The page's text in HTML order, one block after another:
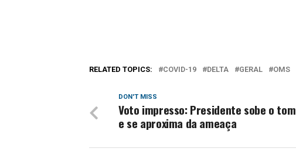
RELATED TOPICS: COVID-19 DELTA GERAL OMS
DON'T MISS
Voto impresso: Presidente sobe o tom
e se aproxima da ameaça